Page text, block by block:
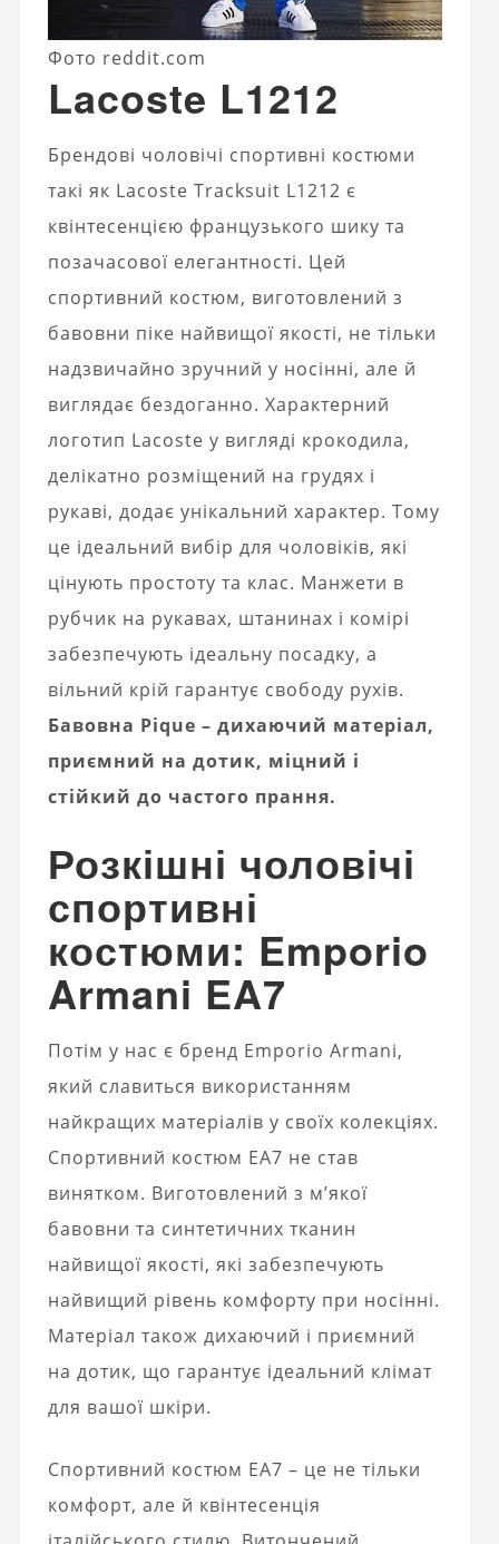
Фото reddit.com
Lacoste L1212
Брендові чоловічі спортивні костюми
такі як Lacoste Tracksuit L1212 є
квінтесенцією французького шику та
позачасової елегантності. Цей
спортивний костюм, виготовлений з
бавовни піке найвищої якості, не тільки
надзвичайно зручний у носінні, але й
виглядає бездоганно. Характерний
логотип Lacoste у вигляді крокодила,
делікатно розміщений на грудях і
рукаві, додає унікальний характер. Тому
це ідеальний вибір для чоловіків, які
цінують простоту та клас. Манжети в
рубчик на рукавах, штанинах і комірі
забезпечують ідеальну посадку, а
вільний крій гарантує свободу рухів.
Бавовна Pique – дихаючий матеріал,
приємний на дотик, міцний і
стійкий до частого прання.
Розкішні чоловічі
спортивні
костюми: Emporio
Armani EA7
Потім у нас є бренд Emporio Armani,
який славиться використанням
найкращих матеріалів у своїх колекціях.
Спортивний костюм EA7 не став
винятком. Виготовлений з м’якої
бавовни та синтетичних тканин
найвищої якості, які забезпечують
найвищий рівень комфорту при носінні.
Матеріал також дихаючий і приємний
на дотик, що гарантує ідеальний клімат
для вашої шкіри.
Спортивний костюм EA7 – це не тільки
комфорт, але й квінтесенція